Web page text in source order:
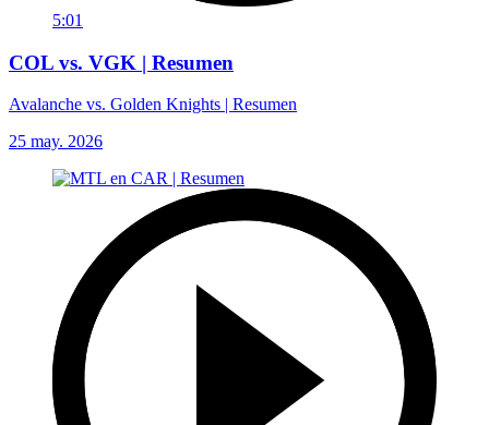
5:01
COL vs. VGK | Resumen
Avalanche vs. Golden Knights | Resumen
25 may. 2026